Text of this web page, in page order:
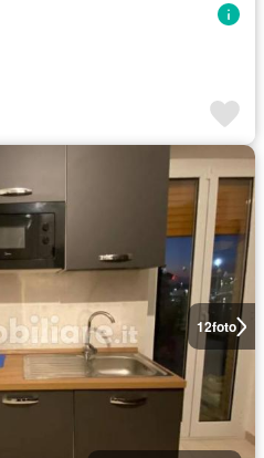
12foto